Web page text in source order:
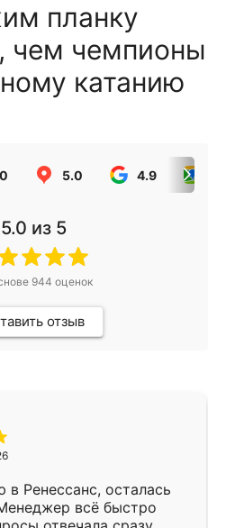
планку
чем чемпионы
катанию
5.0 4.9
5.0 из 5
944 оценок
отзыв
в Ренессанс, осталась
всё быстро